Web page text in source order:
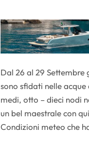
Dal 26 al 29 Settembre
sono sfidati nelle
medi, otto – dieci nodi
un bel maestrale con
Condizioni meteo che